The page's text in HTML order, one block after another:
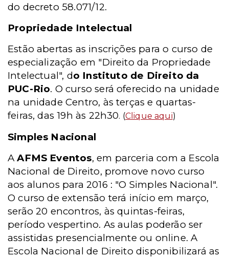
do decreto 58.071/12.
Propriedade Intelectual
Estão abertas as inscrições para o curso de
especialização em "Direito da Propriedade
Intelectual", do Instituto de Direito da
PUC-Rio. O curso será oferecido na unidade
na unidade Centro, às terças e quartas-
feiras, das 19h às 22h30. (Clique aqui)
Simples Nacional
AAFMS Eventos, em parceria com a Escola
Nacional de Direito, promove novo curso
aos alunos para 2016 : "O Simples Nacional".
O curso de extensão terá início em março,
serão 20 encontros, às quintas-feiras,
período vespertino. As aulas poderão ser
assistidas presencialmente ou online. A
Escola Nacional de Direito disponibilizará as